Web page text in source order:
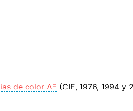
de color ΔE (CIE, 1976, 1994 y